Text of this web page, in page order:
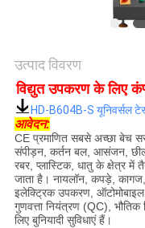
गोपनीयता
नीति
उत्पाद विवरण
विद्युत उपकरण के लिए
HD-B604B-S यूनिवर्सल
आवेदन:
CE प्रमाणित सबसे अच्छा बेच
संपीड़न, कर्तन बल, आसंजन,
रबर, प्लास्टिक, धातु के क्षेत्र में
जाता है। नायलॉन, कपड़े, कागज,
इलेक्ट्रिक उपकरण,
गुणवत्ता नियंत्रण (QC), भौतिक
लिए बुनियादी सुविधाएं हैं।